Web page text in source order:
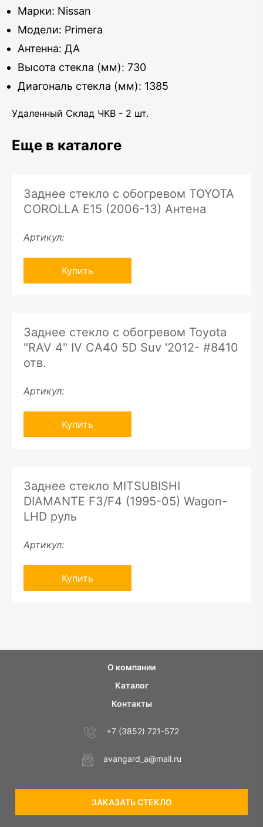
Марки: Nissan
Модели: Primera
Антенна: ДА
Высота стекла (мм): 730
Диагональ стекла (мм): 1385
Удаленный Склад ЧКВ - 2 шт.
Еще в каталоге
Заднее стекло с обогревом TOYOTA
COROLLA E15 (2006-13) Антена
Артикул:
Купить
Заднее стекло с обогревом Toyota
"RAV 4" IV CA40 5D Suv '2012- #8410
отв.
Артикул:
Купить
Заднее стекло MITSUBISHI
DIAMANTE F3/F4 (1995-05) Wagon-
LHD руль
Артикул:
Купить
О компании
Каталог
Контакты
+7 (3852) 721-572
avangard_a@mail.ru
ЗАКАЗАТЬ СТЕКЛО